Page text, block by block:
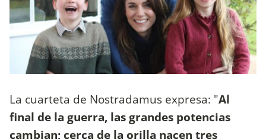
La cuarteta de Nostradamus expresa: "Al
final de la guerra, las grandes potencias
cambian; cerca de la orilla nacen tres